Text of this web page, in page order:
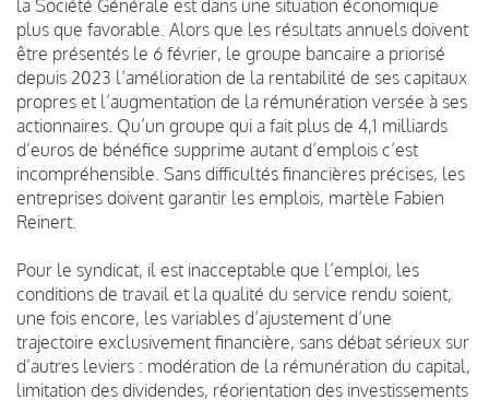
la Société Générale est dans une situation économique
plus que favorable. Alors que les résultats annuels doivent
être présentés le 6 février, le groupe bancaire a priorisé
depuis 2023 l’amélioration de la rentabilité de ses capitaux
propres et l’augmentation de la rémunération versée à ses
actionnaires. Qu’un groupe qui a fait plus de 4,1 milliards
d’euros de bénéfice supprime autant d’emplois c’est
incompréhensible. Sans difficultés financières précises, les
entreprises doivent garantir les emplois, martèle Fabien
Reinert.
Pour le syndicat, il est inacceptable que l’emploi, les
conditions de travail et la qualité du service rendu soient,
une fois encore, les variables d’ajustement d’une
trajectoire exclusivement financière, sans débat sérieux sur
d’autres leviers : modération de la rémunération du capital,
limitation des dividendes, réorientation des investissements